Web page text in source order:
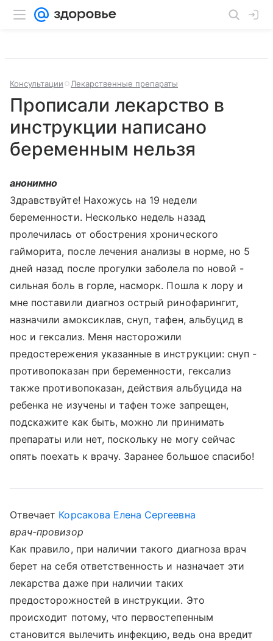
Консультации Лекарственные препараты
Прописали лекарство в
инструкции написано
беременным нельзя
анонимно
Здравствуйте! Нахожусь на 19 недели
беременности. Несколько недель назад
пролечилась от обострения хронического
гайморита, после лечения анализы в норме, но 5
дней назад после прогулки заболела по новой -
сильная боль в горле, насморк. Пошла к лору и
мне поставили диагноз острый ринофарингит,
назначили амоксиклав, снуп, тафен, альбуцид в
нос и гексализ. Меня насторожили
предостережения указанные в инструкции: снуп -
противопоказан при беременности, гексализ
также противопоказан, действия альбуцида на
ребенка не изучены и тафен тоже запрещен,
подскажите как быть, можно ли принимать
препараты или нет, поскольку не могу сейчас
опять поехать к врачу. Заранее большое спасибо!
Отвечает Корсакова Елена Сергеевна
врач-провизор
Как правило, при наличии такого диагноза врач
берет на себя ответственность и назначает эти
лекарства даже при наличии таких
предосторожностей в инструкции. Это
происходит потому, что первостепенным
становится вылечить инфекцию, ведь она вредит